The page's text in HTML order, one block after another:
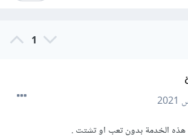
1
هذه الخدمة بدون تعب او تشتت .